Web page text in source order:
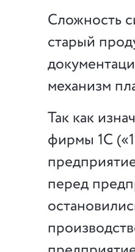
Сложность
старый
механизм
Так как
фирмы 1С
перед